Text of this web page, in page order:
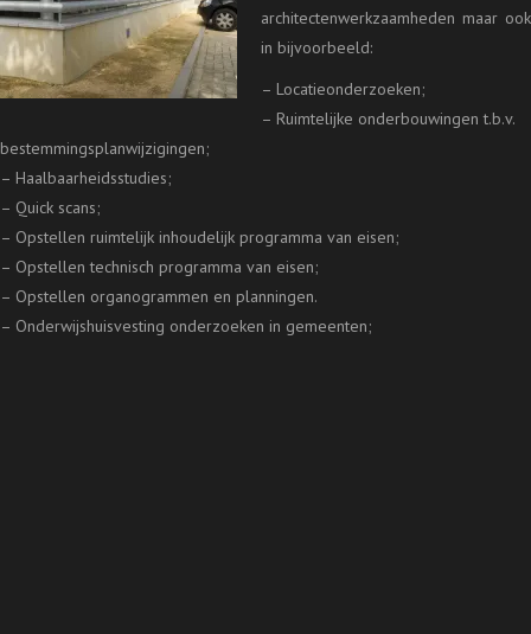
architectenwerkzaamheden maar ook
in bijvoorbeeld:
– Locatieonderzoeken;
– Ruimtelijke onderbouwingen t.b.v.
bestemmingsplanwijzigingen;
– Haalbaarheidsstudies;
– Quick scans;
– Opstellen ruimtelijk inhoudelijk programma van eisen;
– Opstellen technisch programma van eisen;
– Opstellen organogrammen en planningen.
– Onderwijshuisvesting onderzoeken in gemeenten;